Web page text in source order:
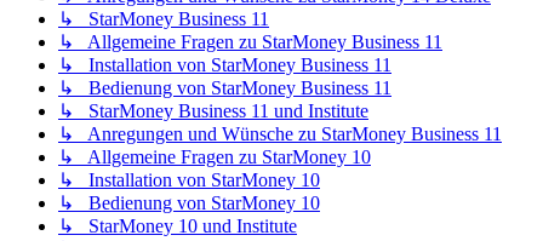
↳ StarMoney Business 11
↳ Allgemeine Fragen zu StarMoney Business 11
↳ Installation von StarMoney Business 11
↳ Bedienung von StarMoney Business 11
↳ StarMoney Business 11 und Institute
↳ Anregungen und Wünsche zu StarMoney Business 11
↳ Allgemeine Fragen zu StarMoney 10
↳ Installation von StarMoney 10
↳ Bedienung von StarMoney 10
↳ StarMoney 10 und Institute